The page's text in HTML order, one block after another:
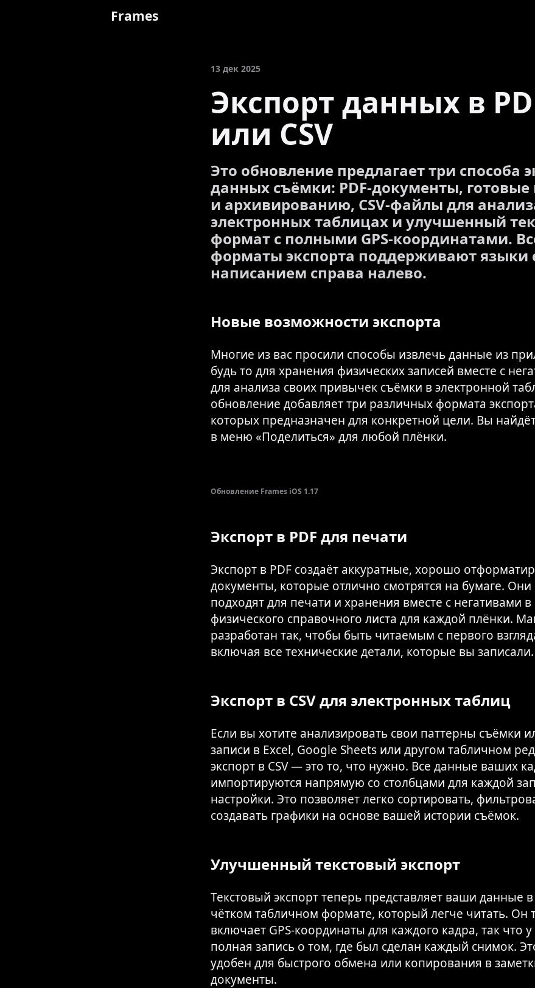
Frames
13 дек 2025
Экспорт данных в
или CSV
Это обновление предлагает три способа
данных съёмки: PDF-документы, готовые
и архивированию, CSV-файлы для
электронных таблицах и улучшенный
формат с полными GPS-координатами.
форматы экспорта поддерживают языки
написанием справа налево.
Новые возможности экспорта
Многие из вас просили способы извлечь данные из
будь то для хранения физических записей вместе с
для анализа своих привычек съёмки в электронной
обновление добавляет три различных формата
которых предназначен для конкретной цели. Вы
в меню «Поделиться» для любой плёнки.
Обновление Frames iOS 1.17
Экспорт в PDF для печати
Экспорт в PDF создаёт аккуратные, хорошо
документы, которые отлично смотрятся на бумаге.
подходят для печати и хранения вместе с негативами в
физического справочного листа для каждой плёнки.
разработан так, чтобы быть читаемым с первого
включая все технические детали, которые вы записали.
Экспорт в CSV для электронных таблиц
Если вы хотите анализировать свои паттерны съёмки
записи в Excel, Google Sheets или другом табличном
экспорт в CSV — это то, что нужно. Все данные ваших
импортируются напрямую со столбцами для каждой
настройки. Это позволяет легко сортировать,
создавать графики на основе вашей истории съёмок.
Улучшенный текстовый экспорт
Текстовый экспорт теперь представляет ваши данные
чётком табличном формате, который легче читать. Он
включает GPS-координаты для каждого кадра, так что у
полная запись о том, где был сделан каждый снимок.
удобен для быстрого обмена или копирования в
документы.